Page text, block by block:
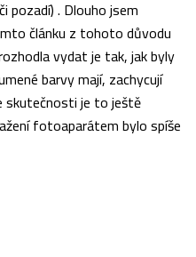
pozadí) . Dlouho jsem
článku z tohoto důvodu
vydat je tak, jak byly
barvy mají, zachycují
skutečnosti je to ještě
fotoaparátem bylo spíše